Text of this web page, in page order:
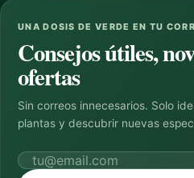
UNA DOSIS DE VERDE EN TU
Consejos útiles,
ofertas
Sin correos innecesarios. Solo
plantas y descubrir nuevas
Correo electrónico